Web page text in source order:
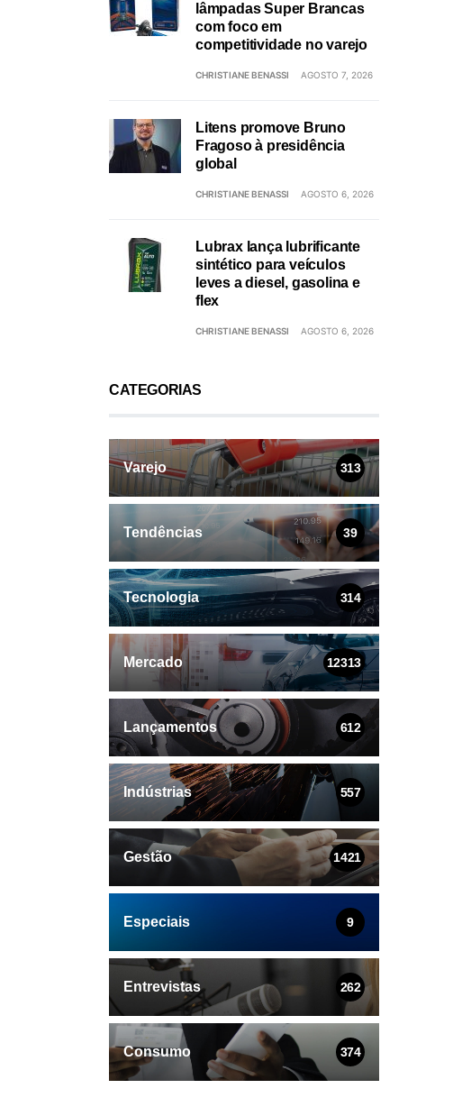
lâmpadas Super Brancas
com foco em
competitividade no varejo
CHRISTIANE BENASSI AGOSTO 7, 2026
Litens promove Bruno
Fragoso à presidência
global
CHRISTIANE BENASSI AGOSTO 6, 2026
Lubrax lança lubrificante
sintético para veículos
leves a diesel, gasolina e
flex
CHRISTIANE BENASSI AGOSTO 6, 2026
CATEGORIAS
Varejo 313
Tendências 39
Tecnologia 314
Mercado 12313
Lançamentos 612
Indústrias 557
Gestão 1421
Especiais 9
Entrevistas 262
Consumo 374